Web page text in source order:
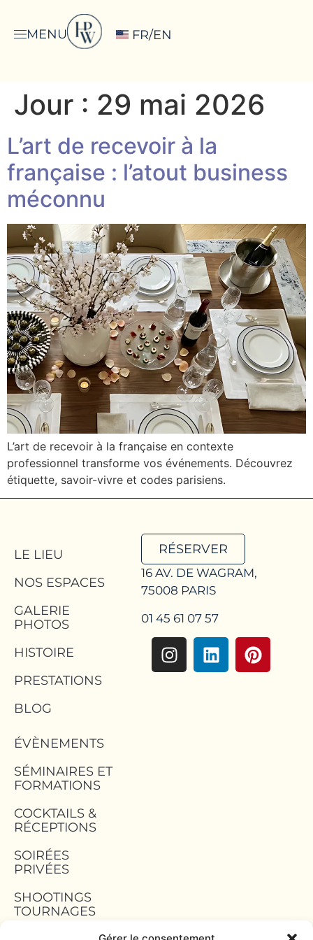
MENU FR/EN
Jour : 29 mai 2026
L’art de recevoir à la
française : l’atout business
méconnu
L’art de recevoir à la française en contexte
professionnel transforme vos événements. Découvrez
étiquette, savoir-vivre et codes parisiens.
LE LIEU
NOS ESPACES
GALERIE
PHOTOS
HISTOIRE
PRESTATIONS
BLOG
ÉVÈNEMENTS
SÉMINAIRES ET
FORMATIONS
COCKTAILS &
RÉCEPTIONS
SOIRÉES
PRIVÉES
SHOOTINGS
TOURNAGES
RÉSERVER
16 AV. DE WAGRAM,
75008 PARIS
01 45 61 07 57